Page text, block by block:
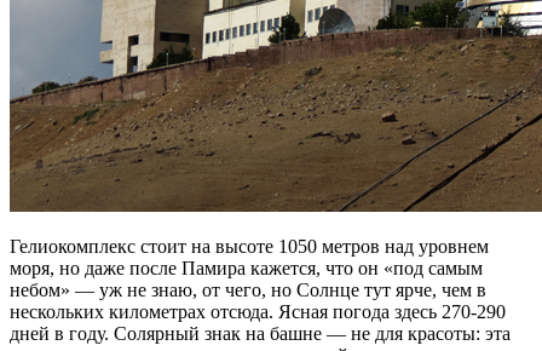
Гелиокомплекс стоит на высоте 1050 метров над уровнем
моря, но даже после Памира кажется, что он «под самым
небом» — уж не знаю, от чего, но Солнце тут ярче, чем в
нескольких километрах отсюда. Ясная погода здесь 270-290
дней в году. Солярный знак на башне — не для красоты: эта